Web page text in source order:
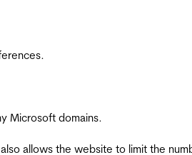
Microsoft domains.
allows the website to limit the